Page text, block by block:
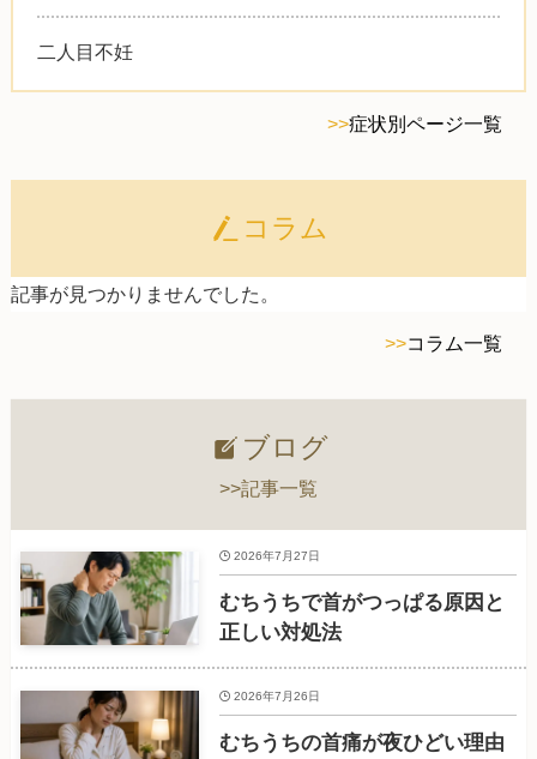
二人目不妊
>>症状別ページ一覧
コラム
記事が見つかりませんでした。
>>コラム一覧
ブログ
>>記事一覧
むちうちで首がつっぱる原因と
正しい対処法
2026年7月27日
むちうちの首痛が夜ひどい理由
2026年7月26日